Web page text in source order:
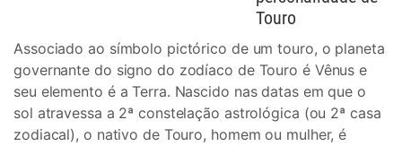
Touro
Associado ao símbolo pictórico de um touro, o planeta
governante do signo do zodíaco de Touro é Vênus e
seu elemento é a Terra. Nascido nas datas em que o
sol atravessa a 2ª constelação astrológica (ou 2ª casa
zodiacal), o nativo de Touro, homem ou mulher, é